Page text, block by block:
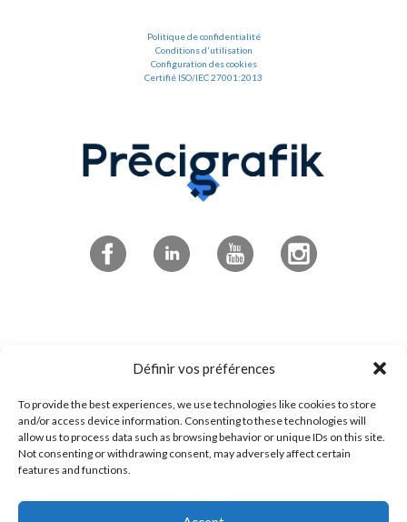
Définir vos préférences
To provide the best experiences, we use technologies like cookies to store
and/or access device information. Consenting to these technologies will
allow us to process data such as browsing behavior or unique IDs on this site.
Not consenting or withdrawing consent, may adversely affect certain
features and functions.
Politique de confidentialité
Conditions d'utilisation
Configuration des cookies
Certifié ISO/IEC 27001:2013
4545 boulevard de Portland
Sherbrooke, QC